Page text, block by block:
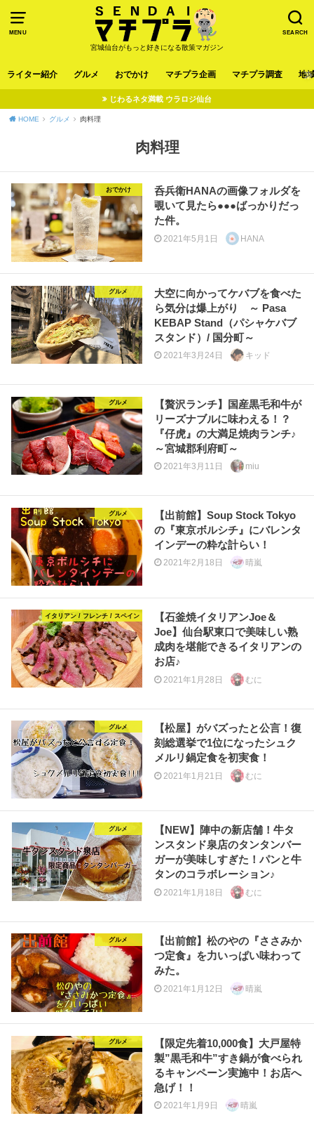
MENU SEARCH
宮城仙台がもっと好きになる散策マガジン
ライター紹介 グルメ おでかけ マチプラ企画 マチプラ調査 地
じわるネタ満載 ウラロジ仙台
HOME グルメ 肉料理
肉料理
おでかけ
呑兵衛HANAの画像フォルダを
覗いて見たら●●●ばっかりだっ
た件。
2021年5月1日 HANA
グルメ
大空に向かってケバブを食べた
ら気分は爆上がり ～ Pasa
KEBAP Stand（パシャケバブ
スタンド）/ 国分町～
2021年3月24日 キッド
グルメ
【贅沢ランチ】国産黒毛和牛が
リーズナブルに味わえる！？
『仔虎』の大満足焼肉ランチ♪
～宮城郡利府町～
2021年3月11日 miu
グルメ
【出前館】Soup Stock Tokyo
の『東京ボルシチ』にバレンタ
インデーの粋な計らい！
2021年2月18日 晴嵐
イタリアン / フレンチ / スペイン
【石釜焼イタリアンJoe＆
Joe】仙台駅東口で美味しい熟
成肉を堪能できるイタリアンの
お店♪
2021年1月28日 むに
グルメ
【松屋】がバズったと公言！復
刻総選挙で1位になったシュク
メルリ鍋定食を初実食！
2021年1月21日 むに
グルメ
【NEW】陣中の新店舗！牛タ
ンスタンド泉店のタンタンバー
ガーが美味しすぎた！パンと牛
タンのコラボレーション♪
2021年1月18日 むに
グルメ
【出前館】松のやの『ささみか
つ定食』を力いっぱい味わって
みた。
2021年1月12日 晴嵐
グルメ
【限定先着10,000食】大戸屋特
製”黒毛和牛”すき鍋が食べられ
るキャンペーン実施中！お店へ
急げ！！
2021年1月9日 晴嵐